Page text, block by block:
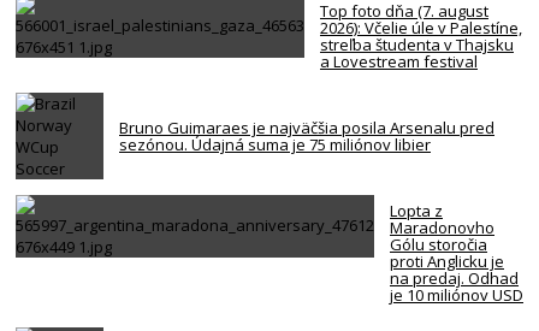
Top foto dňa (7. august
2026): Včelie úle v Palestíne,
streľba študenta v Thajsku
a Lovestream festival
Bruno Guimaraes je najväčšia posila Arsenalu pred
sezónou. Údajná suma je 75 miliónov libier
Lopta z
Maradonovho
Gólu storočia
proti Anglicku je
na predaj. Odhad
je 10 miliónov USD